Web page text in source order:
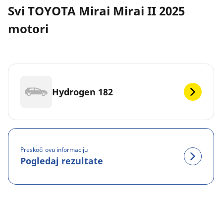
Svi TOYOTA Mirai Mirai II 2025
motori
Hydrogen 182
Preskoči ovu informaciju
Pogledaj rezultate